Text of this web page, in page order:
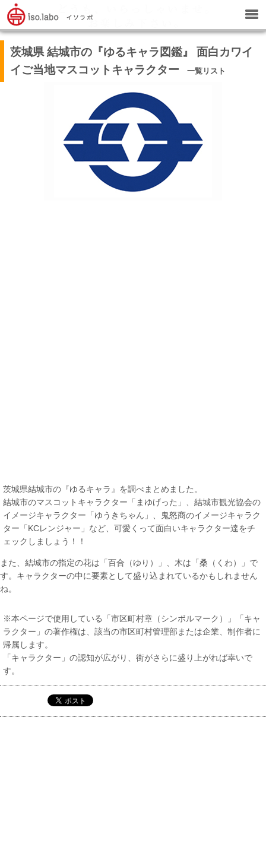
茨城県 結城市の『ゆるキャラ図鑑』 面白カワイ
イご当地マスコットキャラクター
一覧リスト
茨城県結城市の『ゆるキャラ』を調べまとめました。
結城市のマスコットキャラクター「まゆげった」、結城市観光協会の
イメージキャラクター「ゆうきちゃん」、鬼怒商のイメージキャラク
ター「KCレンジャー」など、可愛くって面白いキャラクター達をチ
ェックしましょう！！
また、結城市の指定の花は「百合（ゆり）」、木は「桑（くわ）」で
す。キャラクターの中に要素として盛り込まれているかもしれません
ね。
※本ページで使用している「市区町村章（シンボルマーク）」「キャ
ラクター」の著作権は、該当の市区町村管理部または企業、制作者に
帰属します。
「キャラクター」の認知が広がり、街がさらに盛り上がれば幸いで
す。